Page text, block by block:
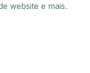
website e mais.